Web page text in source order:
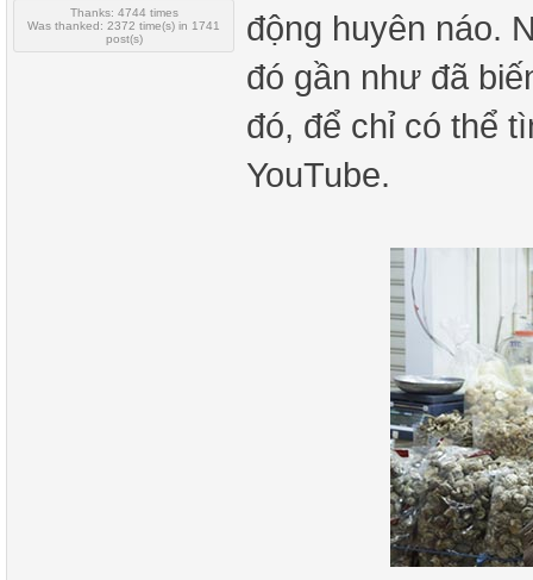
Thanks: 4744 times
Was thanked: 2372 time(s) in 1741
post(s)
động huyên náo.
đó gần như đã
đó, để chỉ có thể
YouTube.